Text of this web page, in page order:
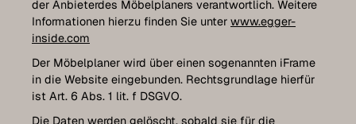
der Anbieterdes Möbelplaners verantwortlich. Weitere
Informationen hierzu finden Sie unter www.egger-
inside.com
Der Möbelplaner wird über einen sogenannten iFrame
in die Website eingebunden. Rechtsgrundlage hierfür
ist Art. 6 Abs. 1 lit. f DSGVO.
Die Daten werden gelöscht, sobald sie für die